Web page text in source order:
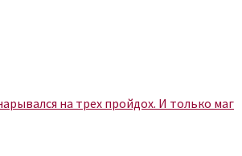
на трех пройдох. И только маг